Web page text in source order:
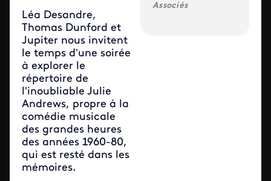
Léa Desandre,
Thomas Dunford et
Jupiter nous invitent
le temps d’une soirée
à explorer le
répertoire de
l'inoubliable Julie
Andrews, propre à la
comédie musicale
des grandes heures
des années 1960-80,
qui est resté dans les
mémoires.
Associés